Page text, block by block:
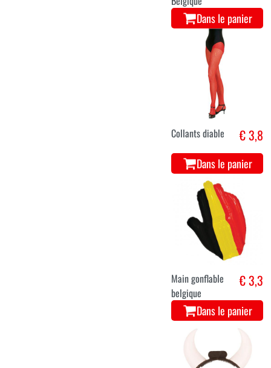
Dans le panier
Collants diable € 3,8
Dans le panier
Main gonflable
belgique
€ 3,3
Dans le panier